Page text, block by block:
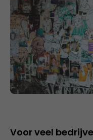
Voor veel